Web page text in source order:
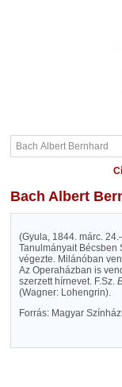
Bach Albert
(Gyula, 1844. márc.
Tanulmányait Bécsben
végezte. Milánóban
Az Operaházban is
szerzett hírnevet. F.Sz.
(Wagner: Lohengrin).
Forrás: Magyar